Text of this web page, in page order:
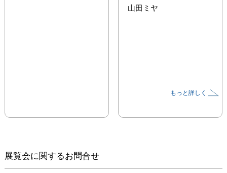
山田ミヤ
もっと詳しく
展覧会に関するお問合せ